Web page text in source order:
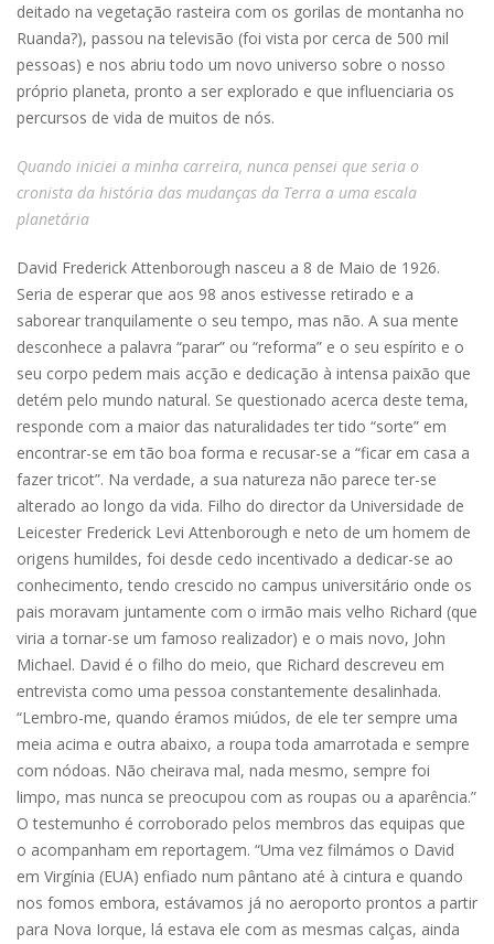
deitado na vegetação rasteira com os gorilas de montanha no
Ruanda?), passou na televisão (foi vista por cerca de 500 mil
pessoas) e nos abriu todo um novo universo sobre o nosso
próprio planeta, pronto a ser explorado e que influenciaria os
percursos de vida de muitos de nós.
Quando iniciei a minha carreira, nunca pensei que seria o
cronista da história das mudanças da Terra a uma escala
planetária
David Frederick Attenborough nasceu a 8 de Maio de 1926.
Seria de esperar que aos 98 anos estivesse retirado e a
saborear tranquilamente o seu tempo, mas não. A sua mente
desconhece a palavra “parar” ou “reforma” e o seu espírito e o
seu corpo pedem mais acção e dedicação à intensa paixão que
detém pelo mundo natural. Se questionado acerca deste tema,
responde com a maior das naturalidades ter tido “sorte” em
encontrar-se em tão boa forma e recusar-se a “ficar em casa a
fazer tricot”. Na verdade, a sua natureza não parece ter-se
alterado ao longo da vida. Filho do director da Universidade de
Leicester Frederick Levi Attenborough e neto de um homem de
origens humildes, foi desde cedo incentivado a dedicar-se ao
conhecimento, tendo crescido no campus universitário onde os
pais moravam juntamente com o irmão mais velho Richard (que
viria a tornar-se um famoso realizador) e o mais novo, John
Michael. David é o filho do meio, que Richard descreveu em
entrevista como uma pessoa constantemente desalinhada.
“Lembro-me, quando éramos miúdos, de ele ter sempre uma
meia acima e outra abaixo, a roupa toda amarrotada e sempre
com nódoas. Não cheirava mal, nada mesmo, sempre foi
limpo, mas nunca se preocupou com as roupas ou a aparência.”
O testemunho é corroborado pelos membros das equipas que
o acompanham em reportagem. “Uma vez filmámos o David
em Virgínia (EUA) enfiado num pântano até à cintura e quando
nos fomos embora, estávamos já no aeroporto prontos a partir
para Nova Iorque, lá estava ele com as mesmas calças, ainda